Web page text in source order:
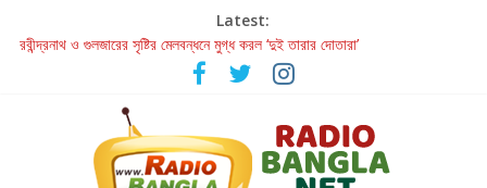
Latest:
রবীন্দ্রনাথ ও গুলজারের সৃষ্টির মেলবন্ধনে মুগ্ধ করল ‘দুই তারার দোতারা’
কলের গান থেকে রীলস্ — বাঙালির গান শোনার বিবর্তনের গল্প
Retribution: A Thought-Provoking Short Film That Challenges
Our Understanding of Justice